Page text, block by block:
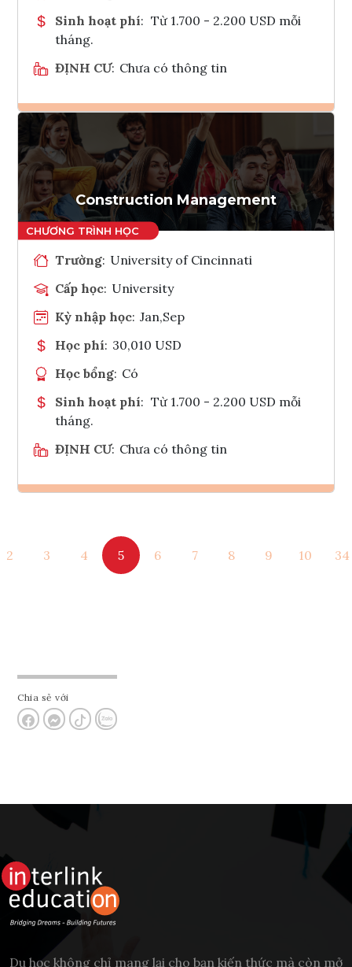
Sinh hoạt phí: Từ 1.700 - 2.200 USD mỗi
tháng.
ĐỊNH CƯ: Chưa có thông tin
Ghi danh
Tham vấn Interlink
Construction Management
Trường: University of Cincinnati
Cấp học: University
Kỳ nhập học: Jan,Sep
Học phí: 30,010 USD
Học bổng: Có
Sinh hoạt phí: Từ 1.700 - 2.200 USD mỗi
tháng.
ĐỊNH CƯ: Chưa có thông tin
Tham vấn Interlink
2 3 4 5 6 7 8 9 10 34
Chia sẻ với
Du học không chỉ mang lại cho bạn kiến thức mà còn mở